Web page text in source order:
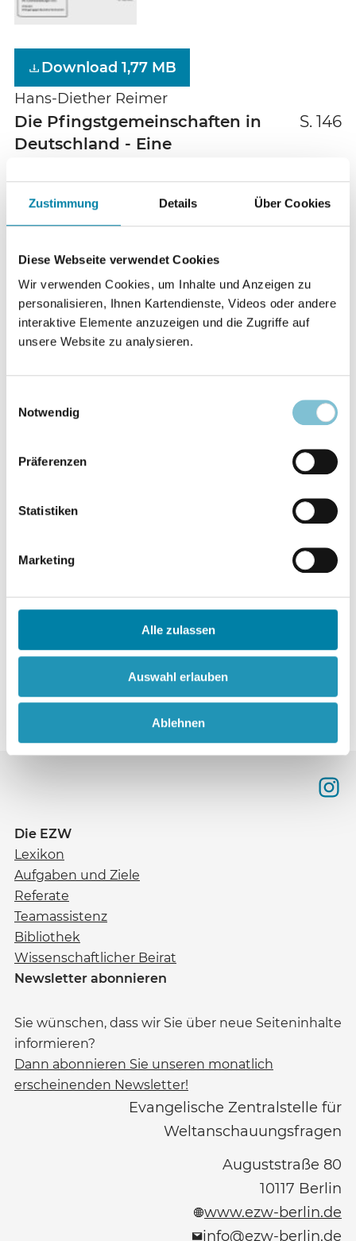
Zustimmung Details Über Cookies
Diese Webseite verwendet Cookies
Wir verwenden Cookies, um Inhalte und Anzeigen zu
personalisieren, Ihnen Kartendienste, Videos oder andere
interaktive Elemente anzuzeigen und die Zugriffe auf
unsere Website zu analysieren.
Notwendig
Präferenzen
Statistiken
Marketing
Alle zulassen
Auswahl erlauben
Ablehnen
Download 1,77 MB
Hans-Diether Reimer
Die Pfingstgemeinschaften in
Deutschland - Eine
S. 146
Christlicher Gemeinschaftsverband GmbH
Kreis um die Zeitschrift "Wort + Geist" - Zwei
selbständige Pfingstgemeinschaften - Weitere
pfingstlerische Aktivitäten
Urchristliche Gemeinschaften
Die "Ortsgemeinde" nach
S. 152
Höchste Wachstumsrate seit 15
S. 154
Die Großveranstaltungen 1975 S. 155
Ufologie
Ufologen gegen deutsche
Asstronomen
Die EZW
Lexikon
Aufgaben und Ziele
Referate
Teamassistenz
Bibliothek
Wissenschaftlicher Beirat
Newsletter abonnieren
Sie wünschen, dass wir Sie über neue Seiteninhalte
informieren?
Dann abonnieren Sie unseren monatlich
erscheinenden Newsletter!
Evangelische Zentralstelle für
Weltanschauungsfragen
Auguststraße 80
10117 Berlin
www.ezw-berlin.de
info@ezw-berlin.de